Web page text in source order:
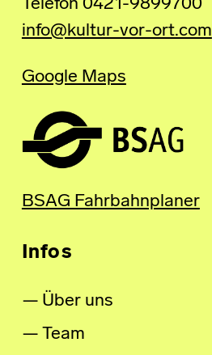
Telefon 0421-9899700
info@kultur-vor-ort.com
Google Maps
BSAG Fahrbahnplaner
Infos
Über uns
Team